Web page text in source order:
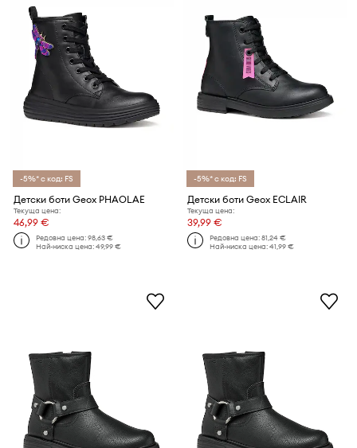
-5%* с код: FS
Детски боти Geox PHAOLAE
Текуща цена:
46,99 €
Редовна цена:98,63 €
Най-ниска цена:49,99 €
-5%* с код: FS
Детски боти Geox ECLAIR
Текуща цена:
39,99 €
Редовна цена:81,24 €
Най-ниска цена:41,99 €